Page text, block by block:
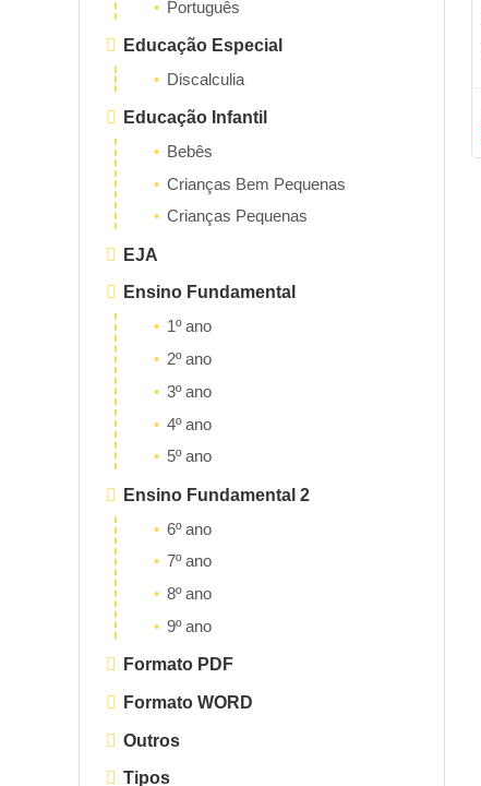
Português
Educação Especial
Discalculia
Educação Infantil
Bebês
Crianças Bem Pequenas
Crianças Pequenas
EJA
Ensino Fundamental
1º ano
2º ano
3º ano
4º ano
5º ano
Ensino Fundamental 2
6º ano
7º ano
8º ano
9º ano
Formato PDF
Formato WORD
Outros
Tipos